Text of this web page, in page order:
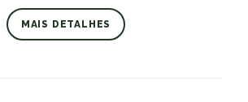
MAIS DETALHES